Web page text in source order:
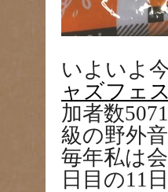
いよいよ
ャズフェ
加者数
級の野外
毎年私は
日目の11